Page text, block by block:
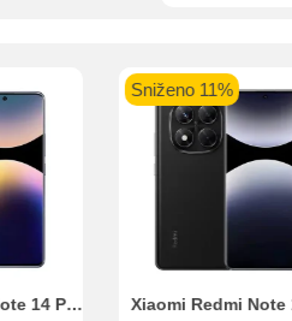
Xiaomi Redmi Note 14 Pro 8GB 256GB Ljubičasti
Sniženo 11%
troškovi u iznosi od 3.5%